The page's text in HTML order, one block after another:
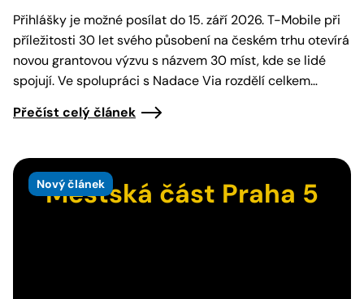
Přihlášky je možné posílat do 15. září 2026. T-Mobile při
příležitosti 30 let svého působení na českém trhu otevírá
novou grantovou výzvu s názvem 30 míst, kde se lidé
spojují. Ve spolupráci s Nadace Via rozdělí celkem…
Přečíst celý článek
Nový článek
Městská část Praha 5